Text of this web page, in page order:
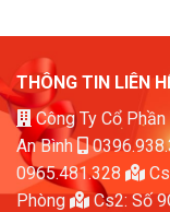
THÔNG TIN LIÊN
Công Ty Cổ
An Bình
0965.481.328
Phòng
Cs2: Số